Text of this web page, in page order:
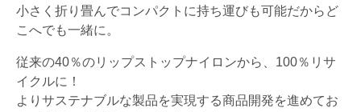
小さく折り畳んでコンパクトに持ち運びも可能だからど
こへでも一緒に。
従来の40％のリップストップナイロンから、100％リサ
イクルに！
よりサステナブルな製品を実現する商品開発を進めてお